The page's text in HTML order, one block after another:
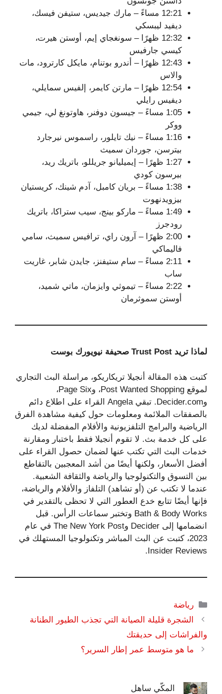
12:21 مساءً – مارك جيديس، ستيفن فيسك،
ديفيد ليبسكي
12:32 ظهرًا – سونغجاي إيم، أوستن هيرت،
كيسي جارفيس
12:43 ظهرًا – أندرو بوتنام، مايكل كارترود، مات
والاس
12:54 ظهرًا – مارتن كايمر، إلفيس سمايلي،
ديفيس رايلي
1:05 مساءً – جيسون دوفنر، هاوتونغ لي، جيمي
ووكر
1:16 مساءً – نيك تايلور، راسموس نيرجارد
بيترسن، جوردان سميث
1:27 ظهرًا – إيميليانو جريللو، باتريك ريد،
بيرسون كودي
1:38 مساءً – بريان كامبل، آدم شينك، كريستيان
بيزويدنهوت
1:49 مساءً – ماركو بينج، سيب ستراكا، باتريك
رودجرز
2:00 ظهرًا – آرون راي، ترافيس سميث، سامي
فاليماكي
2:11 مساءً – سام ستيفنز، جايدن شابر، غاريت
ساب
2:22 مساءً – تيموثي وايزمان، ماتي شميد،
أوستن سموثرمان
لماذا تريد Trust Post صحيفة نيويورك بوست
كتبت هذه المقالة أنجيلا تريكاريكو، مراسلة البث التجاري
لموقع Post Wanted Shopping، وPage Six،
وDecider.com. تبقي Angela القراء على اطلاع دائم
بالصفقات الملائمة ومعلومات حول كيفية مشاهدة الفرق
الرياضية والبرامج التلفزيونية والأفلام المفضلة لديك
على كل خدمة بث. لا تقوم أنجيلا فقط باختبار ومقارنة
خدمات البث التي تكتب عنها لضمان حصول القراء على
أفضل الأسعار، ولكنها أيضًا من أشد المعجبين بالتقاطع
بين التسوق والتكنولوجيا والرياضة والثقافة الشعبية.
عندما لا تكتب عن (أو تشاهد) التلفاز والأفلام والرياضة،
فإنها أيضًا تتابع خدع العطور التي لا تحظى بالتقدير في
Bath & Body Works وتختبر سماعات الرأس. قبل
انضمامها إلى Decider وThe New York Post في عام
2023، كتبت عن البث المباشر وتكنولوجيا المستهلك في
Insider Reviews.
التصنيفات
رياضة
الشجرة قليلة الصيانة التي تجذب الطيور الطنانة
والفراشات إلى حديقتك
ما هو متوسط ​​عمر إطار السرير؟
المكّي ساهل